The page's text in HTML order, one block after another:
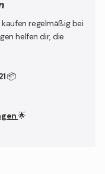
kaufen regelmäßig bei
helfen dir, die
📦
🌟